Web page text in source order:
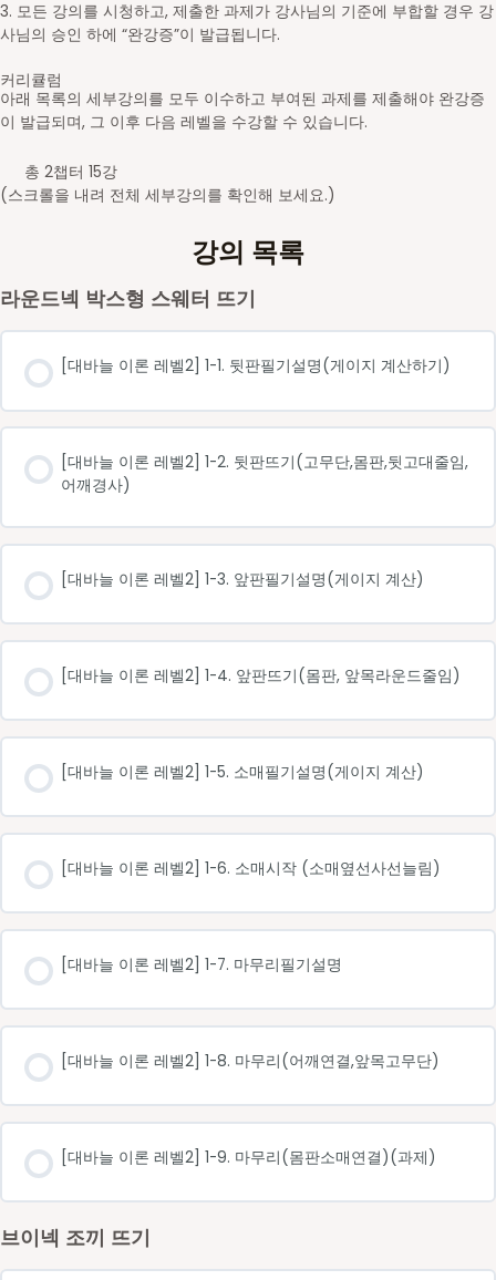
3. 모든 강의를 시청하고, 제출한 과제가 강사님의 기준에 부합할 경우 강
사님의 승인 하에 “완강증”이 발급됩니다.
커리큘럼
아래 목록의 세부강의를 모두 이수하고 부여된 과제를 제출해야 완강증
이 발급되며, 그 이후 다음 레벨을 수강할 수 있습니다.
총 2챕터 15강
(스크롤을 내려 전체 세부강의를 확인해 보세요.)
강의 목록
라운드넥 박스형 스웨터 뜨기
[대바늘 이론 레벨2] 1-1. 뒷판필기설명(게이지 계산하기)
[대바늘 이론 레벨2] 1-2. 뒷판뜨기(고무단,몸판,뒷고대줄임,
어깨경사)
[대바늘 이론 레벨2] 1-3. 앞판필기설명(게이지 계산)
[대바늘 이론 레벨2] 1-4. 앞판뜨기(몸판, 앞목라운드줄임)
[대바늘 이론 레벨2] 1-5. 소매필기설명(게이지 계산)
[대바늘 이론 레벨2] 1-6. 소매시작 (소매옆선사선늘림)
[대바늘 이론 레벨2] 1-7. 마무리필기설명
[대바늘 이론 레벨2] 1-8. 마무리(어깨연결,앞목고무단)
[대바늘 이론 레벨2] 1-9. 마무리(몸판소매연결)(과제)
브이넥 조끼 뜨기